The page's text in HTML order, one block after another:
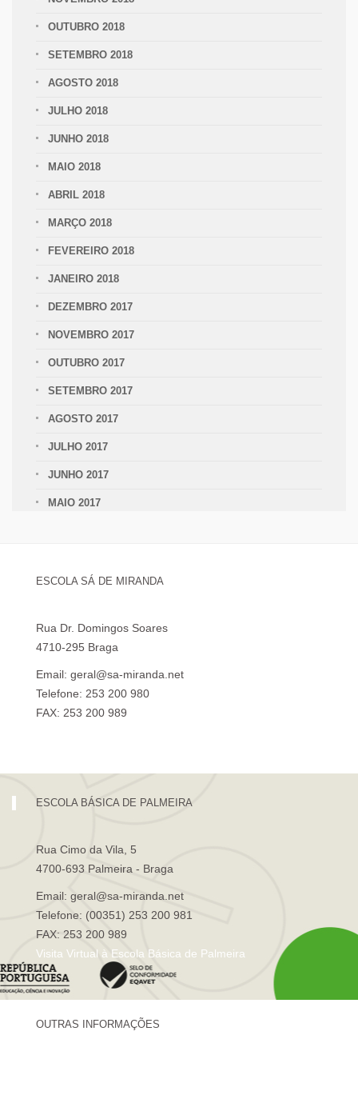
OUTUBRO 2018
SETEMBRO 2018
AGOSTO 2018
JULHO 2018
JUNHO 2018
MAIO 2018
ABRIL 2018
MARÇO 2018
FEVEREIRO 2018
JANEIRO 2018
DEZEMBRO 2017
NOVEMBRO 2017
OUTUBRO 2017
SETEMBRO 2017
AGOSTO 2017
JULHO 2017
JUNHO 2017
MAIO 2017
ESCOLA SÁ DE MIRANDA
Rua Dr. Domingos Soares
4710-295 Braga
Email: geral@sa-miranda.net
Telefone: 253 200 980
FAX: 253 200 989
ESCOLA BÁSICA DE PALMEIRA
Rua Cimo da Vila, 5
4700-693 Palmeira - Braga
Email: geral@sa-miranda.net
Telefone: (00351) 253 200 981
FAX: 253 200 989
Visita Virtual à Escola Básica de Palmeira
OUTRAS INFORMAÇÕES